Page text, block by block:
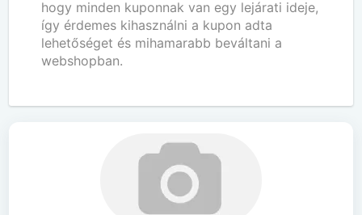
hogy minden kuponnak van egy lejárati ideje,
így érdemes kihasználni a kupon adta
lehetőséget és mihamarabb beváltani a
webshopban.